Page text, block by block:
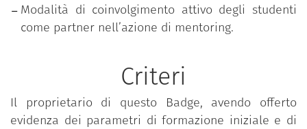
Modalità di coinvolgimento attivo degli studenti
come partner nell’azione di mentoring.
Criteri
Il proprietario di questo Badge, avendo offerto
evidenza dei parametri di formazione iniziale e di